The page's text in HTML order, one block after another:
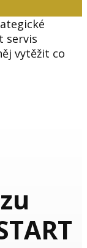
servis
vytěžit co